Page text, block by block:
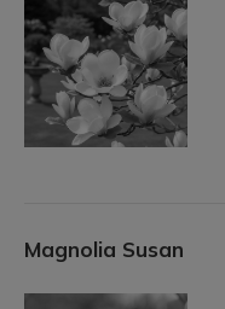
Magnolia Susan